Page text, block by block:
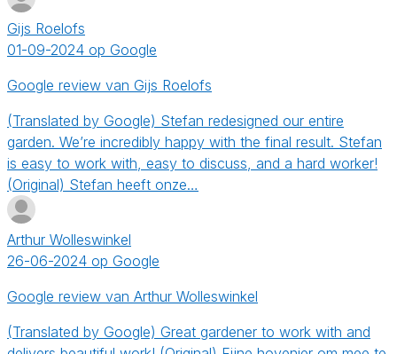
Gijs Roelofs
01-09-2024 op Google
Google review van Gijs Roelofs
(Translated by Google) Stefan redesigned our entire
garden. We’re incredibly happy with the final result. Stefan
is easy to work with, easy to discuss, and a hard worker!
(Original) Stefan heeft onze…
Arthur Wolleswinkel
26-06-2024 op Google
Google review van Arthur Wolleswinkel
(Translated by Google) Great gardener to work with and